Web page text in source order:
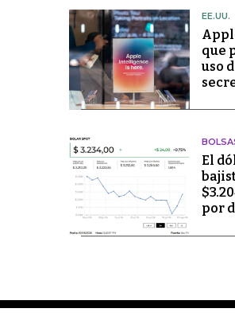
EE.UU.
que
uso
El
por